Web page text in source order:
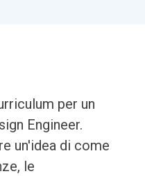
per un
Engineer.
un'idea di come
le